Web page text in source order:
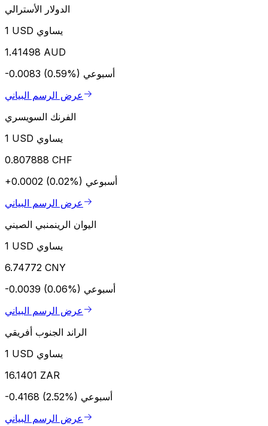
الدولار الأسترالي
1 USD يساوي
1.41498 AUD
-0.0083 (0.59%) أسبوعي
عرض الرسم البياني
الفرنك السويسري
1 USD يساوي
0.807888 CHF
+0.0002 (0.02%) أسبوعي
عرض الرسم البياني
اليوان الرينمنبي الصيني
1 USD يساوي
6.74772 CNY
-0.0039 (0.06%) أسبوعي
عرض الرسم البياني
الراند الجنوب أفريقي
1 USD يساوي
16.1401 ZAR
-0.4168 (2.52%) أسبوعي
عرض الرسم البياني